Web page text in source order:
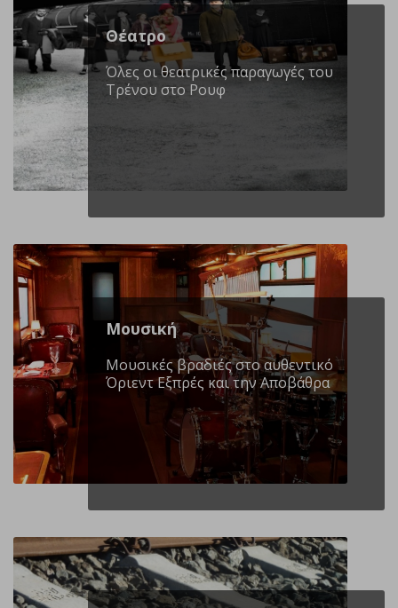
Θέατρο
Όλες οι θεατρικές παραγωγές του
Τρένου στο Ρουφ
Μουσική
Μουσικές βραδιές στο αυθεντικό
Όριεντ Εξπρές και την Αποβάθρα